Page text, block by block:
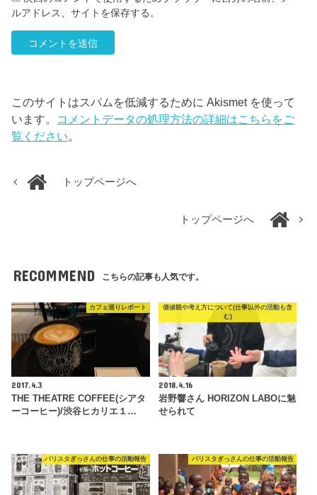
ルアドレス、サイトを保存する。
このサイトはスパムを低減するために Akismet を使って
います。 コメントデータの処理方法の詳細はこちらをご
覧ください。
トップページへ
トップページへ
RECOMMEND こちらの記事も人気です。
カフェ巡りレポート
2017.4.3
THE THEATRE COFFEE(シアタ
ーコーヒー)/渋谷ヒカリエ１…
価値観や考え方について(仕事以外の活動も含
む)
2018.4.16
岩野響さん HORIZON LABOに魅
せられて
バリスタぎっさんの仕事の活動報告 バリスタぎっさんの仕事の活動報告